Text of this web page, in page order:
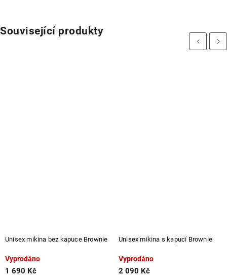
Související produkty
Previous
Unisex mikina bez kapuce Brownie
Vyprodáno
1 690 Kč
Unisex mikina s kapucí Brownie
Vyprodáno
2 090 Kč
Next